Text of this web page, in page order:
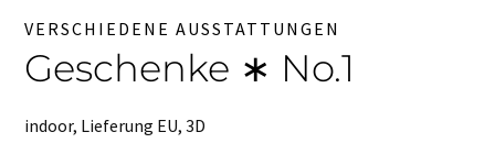
VERSCHIEDENE AUSSTATTUNGEN
Geschenke ∗ No.1
indoor, Lieferung EU, 3D